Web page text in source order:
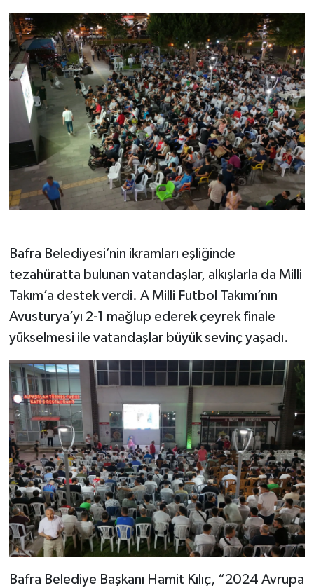
Bafra Belediyesi’nin ikramları eşliğinde
tezahüratta bulunan vatandaşlar, alkışlarla da Milli
Takım’a destek verdi. A Milli Futbol Takımı’nın
Avusturya’yı 2-1 mağlup ederek çeyrek finale
yükselmesi ile vatandaşlar büyük sevinç yaşadı.
Bafra Belediye Başkanı Hamit Kılıç, “2024 Avrupa